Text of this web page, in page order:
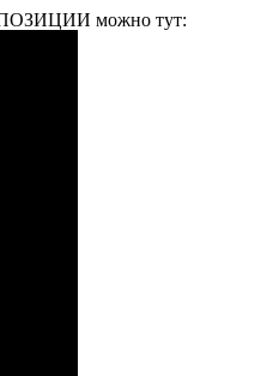
можно тут: